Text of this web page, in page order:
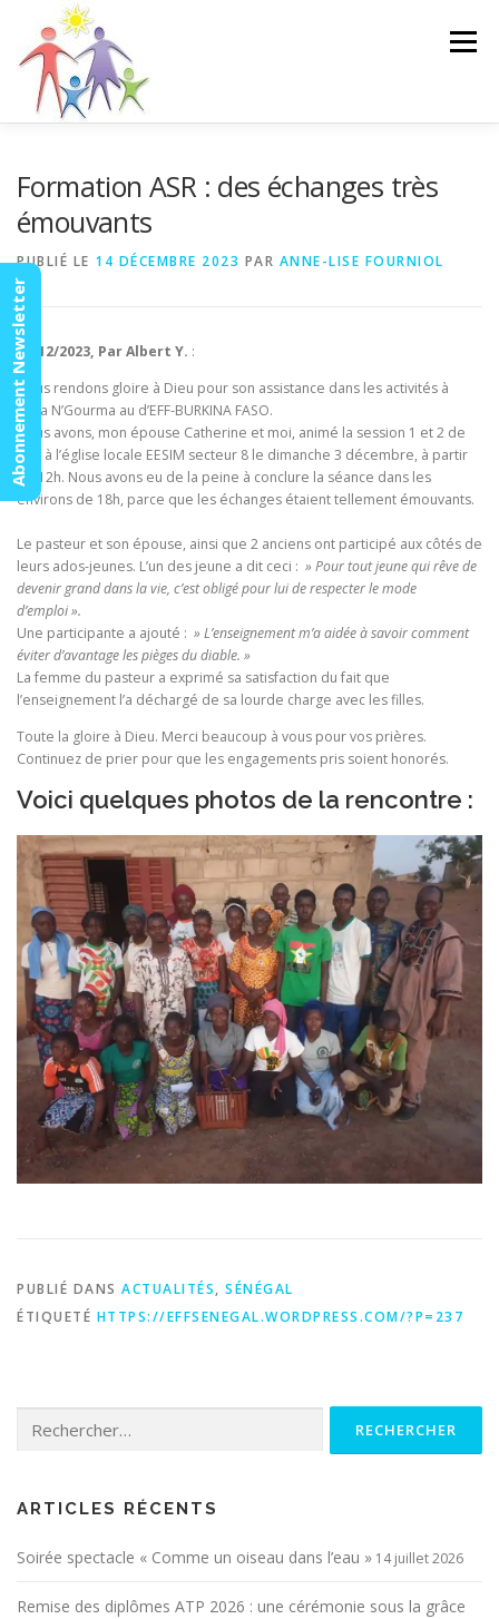
contenu
Menu
Formation ASR : des échanges très
émouvants
PUBLIÉ LE 14 DÉCEMBRE 2023 PAR ANNE-LISE FOURNIOL
06/12/2023, Par Albert Y. :
Nous rendons gloire à Dieu pour son assistance dans les activités à
Fada N’Gourma au d’EFF-BURKINA FASO.
Nous avons, mon épouse Catherine et moi, animé la session 1 et 2 de
ASR à l’église locale EESIM secteur 8 le dimanche 3 décembre, à partir
de 12h. Nous avons eu de la peine à conclure la séance dans les
environs de 18h, parce que les échanges étaient tellement émouvants.
Le pasteur et son épouse, ainsi que 2 anciens ont participé aux côtés de
leurs ados-jeunes. L’un des jeune a dit ceci : » Pour tout jeune qui rêve de
devenir grand dans la vie, c’est obligé pour lui de respecter le mode
d’emploi ».
Une participante a ajouté : » L’enseignement m’a aidée à savoir comment
éviter d’avantage les pièges du diable. »
La femme du pasteur a exprimé sa satisfaction du fait que
l’enseignement l’a déchargé de sa lourde charge avec les filles.
Toute la gloire à Dieu. Merci beaucoup à vous pour vos prières.
Continuez de prier pour que les engagements pris soient honorés.
Voici quelques photos de la rencontre :
PUBLIÉ DANS ACTUALITÉS, SÉNÉGAL
ÉTIQUETÉ HTTPS://EFFSENEGAL.WORDPRESS.COM/?P=237
ARTICLES RÉCENTS
Soirée spectacle « Comme un oiseau dans l’eau » 14 juillet 2026
Remise des diplômes ATP 2026 : une cérémonie sous la grâce
Abonnement Newsletter